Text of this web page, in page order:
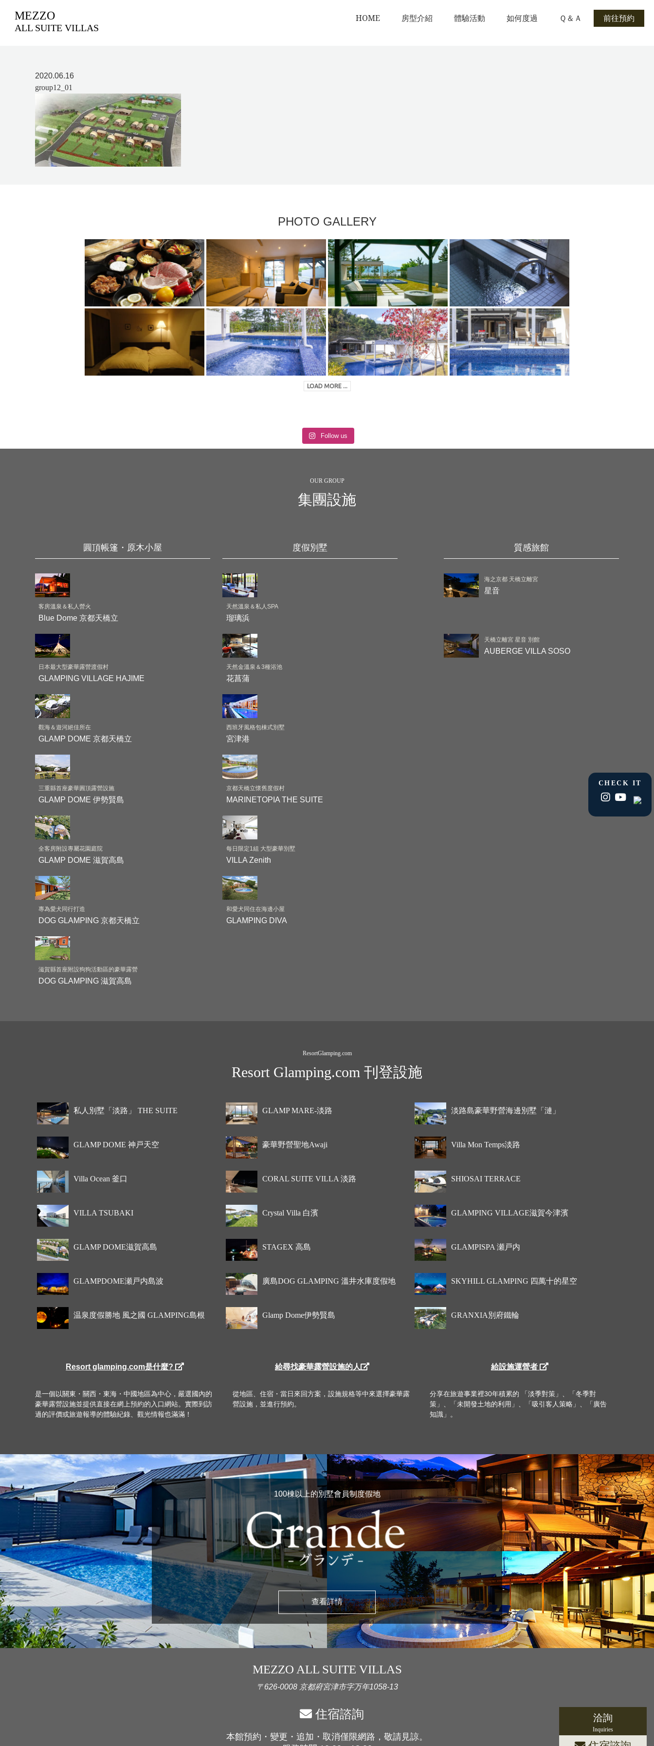
MEZZO
ALL SUITE VILLAS
HOME 房型介紹 體驗活動 如何度過 Ｑ＆Ａ 前往預約
2020.06.16
group12_01
PHOTO GALLERY
LOAD MORE ...
CHECK IT
Follow us
洽詢
Inquiries
OUR GROUP
集團設施
圓頂帳篷・原木小屋
客房溫泉＆私人營火
Blue Dome 京都天橋立
日本最大型豪華露營渡假村
GLAMPING VILLAGE HAJIME
觀海＆遊河絕佳所在
GLAMP DOME 京都天橋立
三重縣首座豪華圓頂露營設施
GLAMP DOME 伊勢賢島
全客房附設專屬花園庭院
GLAMP DOME 滋賀高島
專為愛犬同行打造
DOG GLAMPING 京都天橋立
滋賀縣首座附設狗狗活動區的豪華露營
DOG GLAMPING 滋賀高島
度假別墅
天然溫泉＆私人SPA
瑠璃浜
天然金溫泉＆3種浴池
花菖蒲
西班牙風格包棟式別墅
宮津港
京都天橋立懷舊度假村
MARINETOPIA THE SUITE
每日限定1組 大型豪華別墅
VILLA Zenith
和愛犬同住在海邊小屋
GLAMPING DIVA
質感旅館
海之京都 天橋立離宮
星音
天橋立離宮 星音 別館
AUBERGE VILLA SOSO
ResortGlamping.com
Resort Glamping.com 刊登設施
私人別墅「淡路」 THE SUITE GLAMP MARE-淡路 淡路島豪華野營海邊別墅「漣」
GLAMP DOME 神戸天空 豪華野營聖地Awaji Villa Mon Temps淡路
Villa Ocean 釜口 CORAL SUITE VILLA 淡路 SHIOSAI TERRACE
VILLA TSUBAKI Crystal Villa 白濱 GLAMPING VILLAGE滋賀今津濱
GLAMP DOME滋賀高島 STAGEX 高島 GLAMPISPA 瀬戸内
GLAMPDOME瀬戸内島波 廣島DOG GLAMPING 溫井水庫度假地 SKYHILL GLAMPING 四萬十的星空
温泉度假勝地 風之國 GLAMPING島根 Glamp Dome伊勢賢島 GRANXIA別府鐵輪
Resort glamping.com是什麼?
是一個以關東・關西・東海・中國地區為中心，嚴選國內的
豪華露營設施並提供直接在網上預約的入口網站。實際到訪
過的評價或旅遊報導的體驗紀錄、觀光情報也滿滿！
給尋找豪華露營設施的人
從地區、住宿・當日來回方案，設施規格等中來選擇豪華露
營設施，並進行預約。
給設施運營者
分享在旅遊事業裡30年積累的 「淡季對策」、「冬季對
策」、「未開發土地的利用」、「吸引客人策略」、「廣告
知識」。
100棟以上的別墅會員制度假地
查看詳情
MEZZO ALL SUITE VILLAS
〒626-0008 京都府宮津市字万年1058-13
住宿諮詢
本館預約・變更・追加・取消僅限網路，敬請見諒。